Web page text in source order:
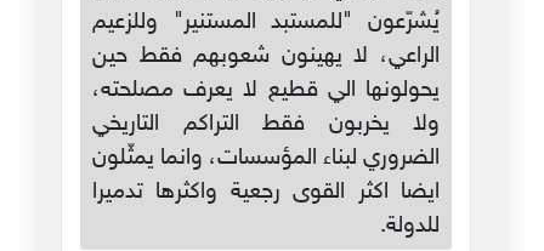
يُشرّعون "للمستبد المستنير" وللزعيم
الراعي، لا يهينون شعوبهم فقط حين
يحولونها الي قطيع لا يعرف مصلحته،
ولا يخربون فقط التراكم التاريخي
الضروري لبناء المؤسسات، وانما يمثّلون
ايضا اكثر القوى رجعية واكثرها تدميرا
للدولة.